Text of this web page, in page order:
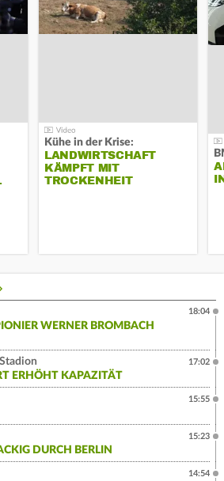
Kühe in der Krise:
LANDWIRTSCHAFT
KÄMPFT MIT
TROCKENHEIT
WERNER BROMBACH
18:04
ERHÖHT KAPAZITÄT
17:02
15:55
DURCH BERLIN
15:23
14:54